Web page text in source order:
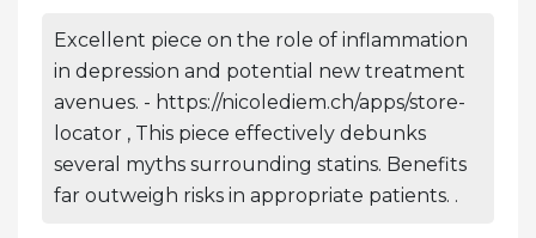
Excellent piece on the role of inflammation
in depression and potential new treatment
avenues. - https://nicolediem.ch/apps/store-
locator , This piece effectively debunks
several myths surrounding statins. Benefits
far outweigh risks in appropriate patients. .